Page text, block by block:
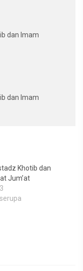
dan Imam
dan Imam
Khotib dan
Jum’at